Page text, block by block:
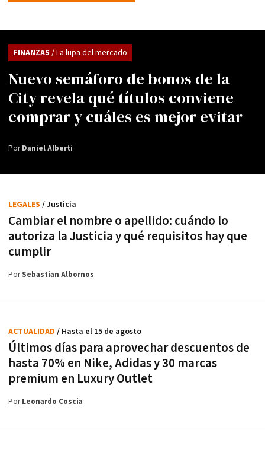
Nuevo semáforo de bonos de la
City revela qué títulos conviene
comprar y cuáles es mejor evitar
FINANZAS / La lupa del mercado
PorDaniel Alberti
Cambiar el nombre o apellido: cuándo lo
autoriza la Justicia y qué requisitos hay que
cumplir
LEGALES / Justicia
PorSebastian Albornos
Últimos días para aprovechar descuentos de
hasta 70% en Nike, Adidas y 30 marcas
premium en Luxury Outlet
ACTUALIDAD / Hasta el 15 de agosto
PorLeonardo Coscia